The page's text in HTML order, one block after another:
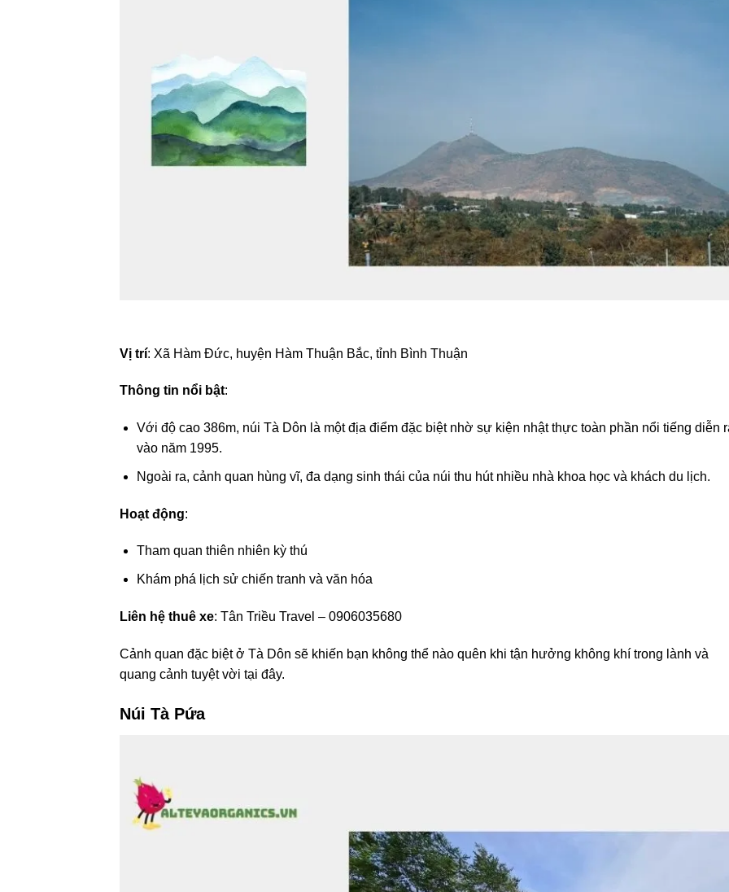
Vị trí: Xã Hàm Đức, huyện Hàm Thuận Bắc, tỉnh Bình Thuận
Thông tin nổi bật:
Với độ cao 386m, núi Tà Dôn là một địa điểm đặc biệt nhờ sự kiện nhật thực toàn phần nổi tiếng diễn
vào năm 1995.
Ngoài ra, cảnh quan hùng vĩ, đa dạng sinh thái của núi thu hút nhiều nhà khoa học và khách du lịch.
Hoạt động:
Tham quan thiên nhiên kỳ thú
Khám phá lịch sử chiến tranh và văn hóa
Liên hệ thuê xe: Tân Triều Travel – 0906035680
Cảnh quan đặc biệt ở Tà Dôn sẽ khiến bạn không thể nào quên khi tận hưởng không khí trong lành và
quang cảnh tuyệt vời tại đây.
Núi Tà Pứa